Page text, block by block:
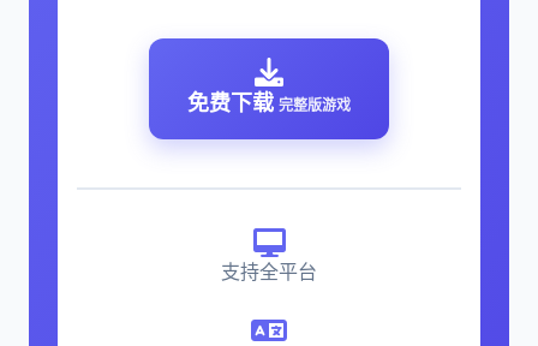
免费下载 完整版游戏
支持全平台